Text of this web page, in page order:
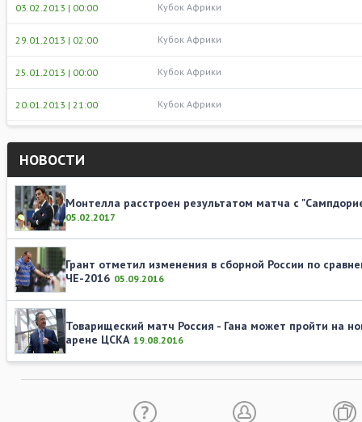
03.02.2013 | 00:00 Кубок Африки
29.01.2013 | 02:00 Кубок Африки
25.01.2013 | 00:00 Кубок Африки
20.01.2013 | 21:00 Кубок Африки
НОВОСТИ
Монтелла расстроен результатом матча с
05.02.2017
Грант отметил изменения в сборной России по
ЧЕ-2016 05.09.2016
Товарищеский матч Россия - Гана может пройти на
арене ЦСКА 19.08.2016